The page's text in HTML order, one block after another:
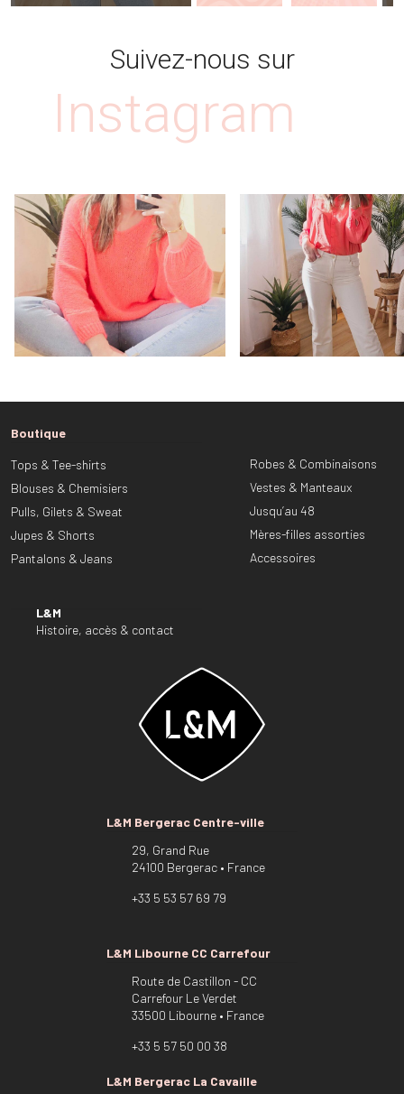
Suivez-nous sur
Instagram
Boutique
Tops & Tee-shirts
Blouses & Chemisiers
Pulls, Gilets & Sweat
Jupes & Shorts
Pantalons & Jeans
L&M
Histoire, accès & contact
Robes & Combinaisons
Vestes & Manteaux
Jusqu’au 48
Mères-filles assorties
Accessoires
L&M Bergerac Centre-ville
29, Grand Rue
24100 Bergerac • France
+33 5 53 57 69 79
L&M Libourne CC Carrefour
Route de Castillon - CC
Carrefour Le Verdet
33500 Libourne • France
+33 5 57 50 00 38
L&M Bergerac La Cavaille